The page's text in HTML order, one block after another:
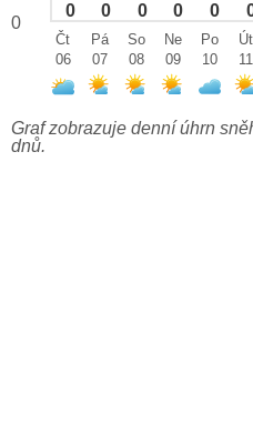
0 0 0 0 0
0
Čt
06
Pá
07
So
08
Ne
09
Po
10
Út
11
Graf zobrazuje denní úhrn
dnů.